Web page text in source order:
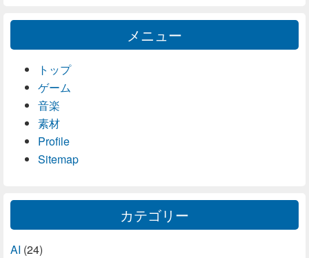
メニュー
トップ
ゲーム
音楽
素材
Profile
Sitemap
カテゴリー
AI (24)